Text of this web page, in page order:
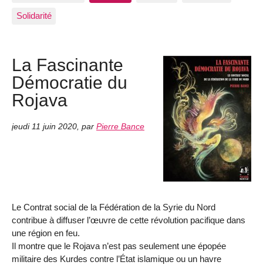
Solidarité
La Fascinante
Démocratie du
Rojava
jeudi 11 juin 2020 par Pierre Bance
Le Contrat social de la Fédération de la Syrie du Nord
contribue à diffuser l’œuvre de cette révolution pacifique dans
une région en feu.
Il montre que le Rojava n’est pas seulement une épopée
militaire des Kurdes contre l’État islamique ou un havre